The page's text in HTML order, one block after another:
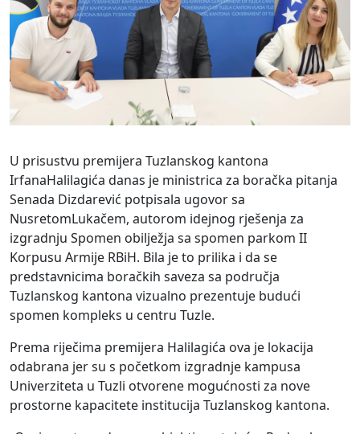
U prisustvu premijera Tuzlanskog kantona
IrfanaHalilagića danas je ministrica za boračka pitanja
Senada Dizdarević potpisala ugovor sa
NusretomLukačem, autorom idejnog rješenja za
izgradnju Spomen obilježja sa spomen parkom II
Korpusu Armije RBiH. Bila je to prilika i da se
predstavnicima boračkih saveza sa područja
Tuzlanskog kantona vizualno prezentuje budući
spomen kompleks u centru Tuzle.
Prema riječima premijera Halilagića ova je lokacija
odabrana jersu s početkom izgradnje kampusa
Univerziteta u Tuzli otvorene mogućnosti za nove
prostorne kapacitete institucija Tuzlanskog kantona.